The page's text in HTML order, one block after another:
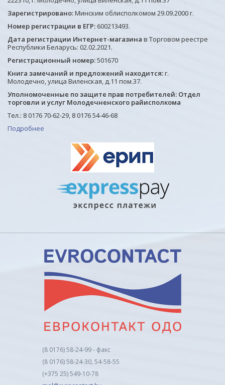
Зарегистрировано:Минским облисполкомом 29.09.2000 г.
Номер регистрации в ЕГР: 600213493.
Дата регистрации Интернет-магазина в Торговом реестре
Республики Беларусь: 02.02.2021.
Регистрационный номер:501670
Книга замечаний и предложений находится:г.
Молодечно, улица Виленская, д.11 пом.37.
Уполномоченные по защите прав потребителей: Отдел
торговли и услуг Молодечненского райисполкома
Тел.: 8 0176 70-62-29, 8 0176 54-46-68
Подробнее
(8 0176) 58-24-99 - факс
(8 0176) 58-24-30, 54-58-55
(+375 25) 549-10-78